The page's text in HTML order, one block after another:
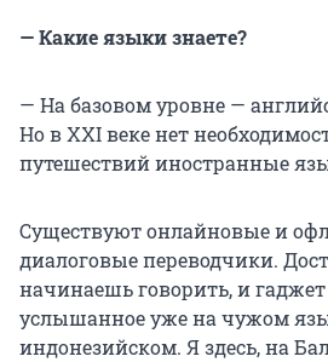
— Какие языки знаете?
— На базовом уровне —
Но в XXI веке нет
путешествий иностранные
Существуют онлайновые и
диалоговые переводчики.
начинаешь говорить, и
услышанное уже на чужом
индонезийском. Я здесь, на